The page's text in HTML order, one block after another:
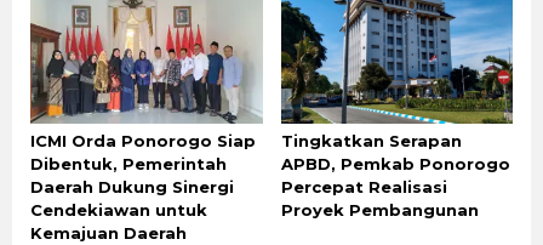
ICMI Orda Ponorogo Siap
Dibentuk, Pemerintah
Daerah Dukung Sinergi
Cendekiawan untuk
Kemajuan Daerah
Tingkatkan Serapan
APBD, Pemkab Ponorogo
Percepat Realisasi
Proyek Pembangunan